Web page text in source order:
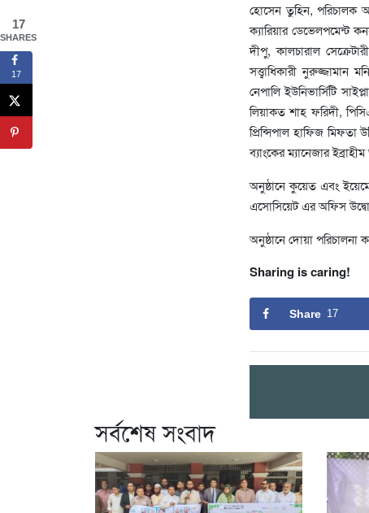
হোসেন তুহিন, পরিচালক
ক্যারিয়ার ডেভেলপমেন্ট
দীপু, কালচারাল
সত্ত্বাধিকারী
নেপালি ইউনিভার্সিটি
লিয়াকত শাহ ফরিদী,
প্রিন্সিপাল হাফিজ মিফতা
ব্যাংকের ম্যানেজার
অনুষ্ঠানে কুয়েত এবং
এসোসিয়েট এর অফিস
অনুষ্ঠানে দোয়া
Sharing is caring!
Share 17
সর্বশেষ সংবাদ
17
SHARES
17